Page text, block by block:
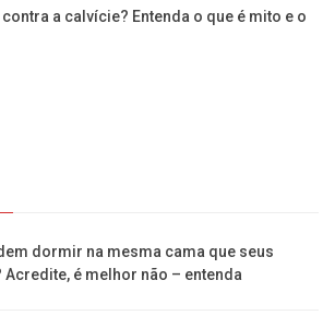
a calvície? Entenda o que é mito e o
dormir na mesma cama que seus
Acredite, é melhor não – entenda